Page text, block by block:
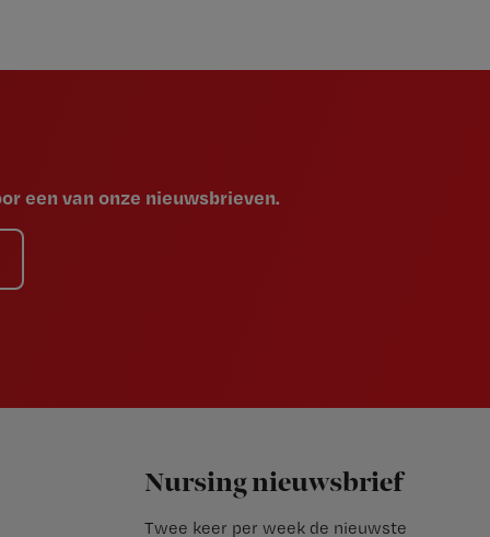
een van onze nieuwsbrieven.
Nursing nieuwsbrief
Twee keer per week de nieuwste